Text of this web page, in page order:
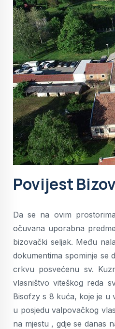
Povijest
Da se na ovim
očuvana uporabna
bizovački seljak. Među
dokumentima spominje se
crkvu posvećenu sv.
vlasništvo viteškog reda
Bisofzy s 8 kuća, koje je u
u posjedu valpovačkog
na mjestu , gdje se danas